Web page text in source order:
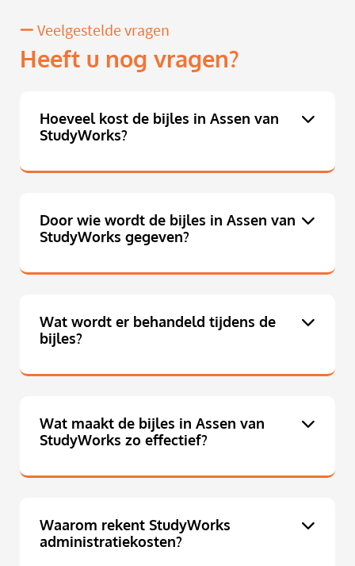
Veelgestelde vragen
Heeft u nog vragen?
Hoeveel kost de bijles in Assen van
StudyWorks?
Door wie wordt de bijles in Assen van
StudyWorks gegeven?
Wat wordt er behandeld tijdens de
bijles?
Wat maakt de bijles in Assen van
StudyWorks zo effectief?
Waarom rekent StudyWorks
administratiekosten?